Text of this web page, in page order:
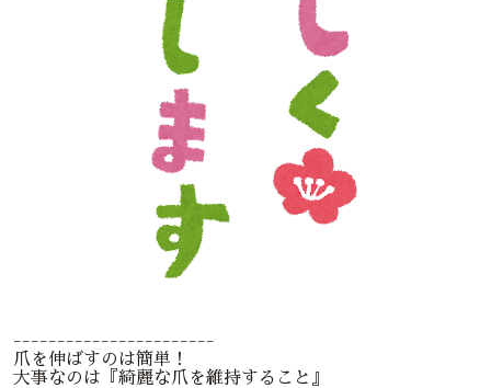
-----------------------
爪を伸ばすのは簡単！
大事なのは『綺麗な爪を維持すること』